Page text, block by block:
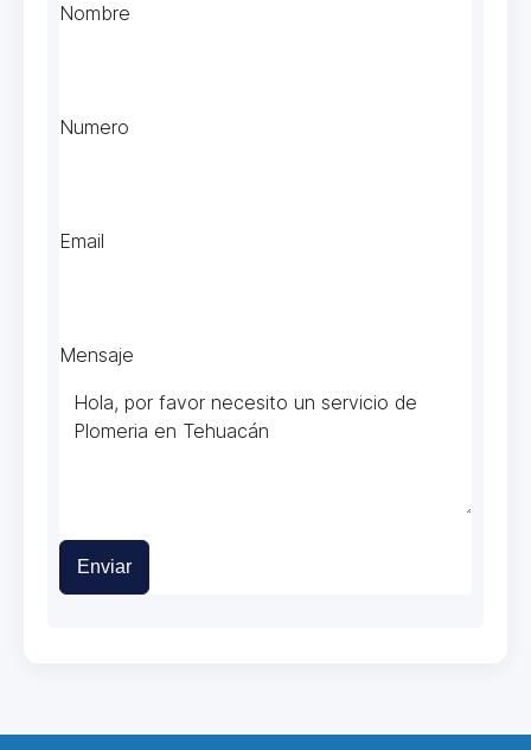
Nombre
Numero
Email
Mensaje
Enviar